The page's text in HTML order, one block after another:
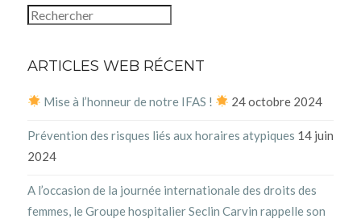
ARTICLES WEB RÉCENT
Mise à l’honneur de notre IFAS ! 24 octobre 2024
Prévention des risques liés aux horaires atypiques 14 juin
2024
A l’occasion de la journée internationale des droits des
femmes, le Groupe hospitalier Seclin Carvin rappelle son